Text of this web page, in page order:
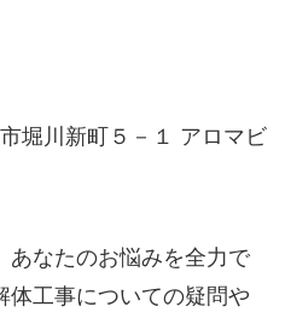
堀川新町５－１ アロマビ
あなたのお悩みを全力で
体工事についての疑問や